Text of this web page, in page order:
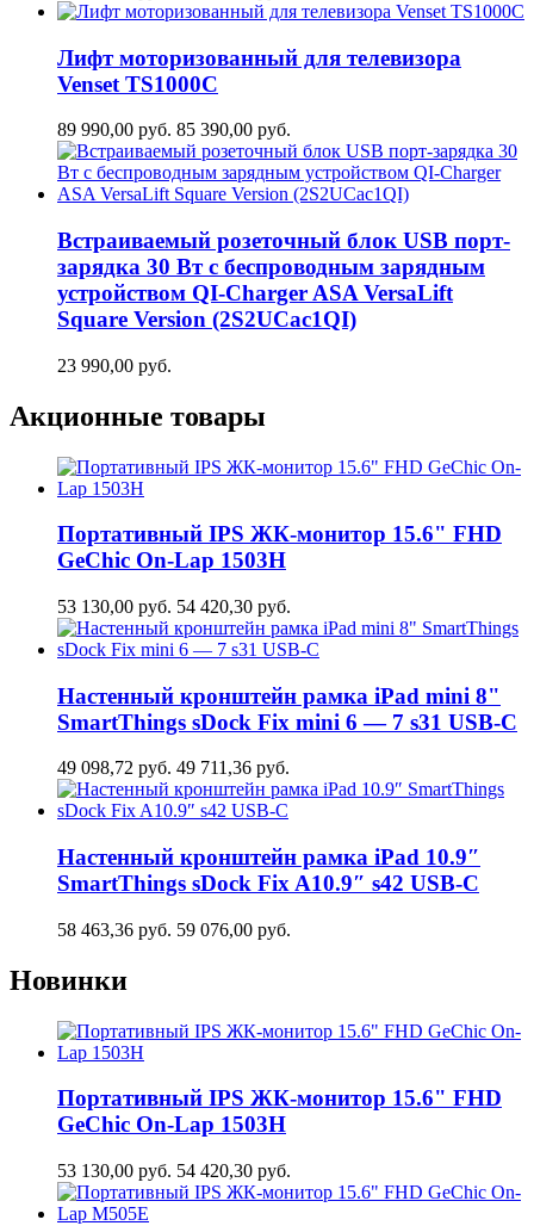
Лифт моторизованный для телевизора
Venset TS1000C
89 990,00 руб. 85 390,00 руб.
Встраиваемый розеточный блок USB порт-
зарядка 30 Вт c беспроводным зарядным
устройством QI-Charger ASA VersaLift
Square Version (2S2UCaс1QI)
23 990,00 руб.
Акционные товары
Портативный IPS ЖК-монитор 15.6" FHD
GeСhic On-Lap 1503H
53 130,00 руб. 54 420,30 руб.
Настенный кронштейн рамка iPad mini 8"
SmartThings sDock Fix mini 6 — 7 s31 USB-C
49 098,72 руб. 49 711,36 руб.
Настенный кронштейн рамка iPad 10.9″
SmartThings sDock Fix A10.9″ s42 USB-C
58 463,36 руб. 59 076,00 руб.
Новинки
Портативный IPS ЖК-монитор 15.6" FHD
GeСhic On-Lap 1503H
53 130,00 руб. 54 420,30 руб.